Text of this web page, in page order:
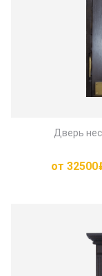
Дверь
от 32500